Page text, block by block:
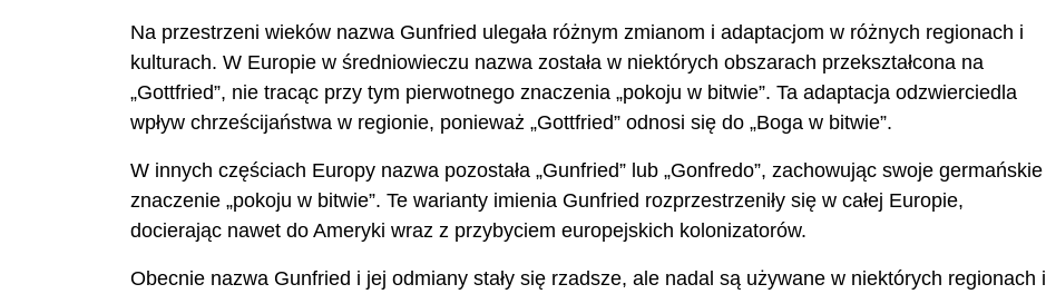
Na przestrzeni wieków nazwa Gunfried ulegała różnym zmianom i adaptacjom w różnych regionach i
kulturach. W Europie w średniowieczu nazwa została w niektórych obszarach przekształcona na
„Gottfried”, nie tracąc przy tym pierwotnego znaczenia „pokoju w bitwie”. Ta adaptacja odzwierciedla
wpływ chrześcijaństwa w regionie, ponieważ „Gottfried” odnosi się do „Boga w bitwie”.
W innych częściach Europy nazwa pozostała „Gunfried” lub „Gonfredo”, zachowując swoje germańskie
znaczenie „pokoju w bitwie”. Te warianty imienia Gunfried rozprzestrzeniły się w całej Europie,
docierając nawet do Ameryki wraz z przybyciem europejskich kolonizatorów.
Obecnie nazwa Gunfried i jej odmiany stały się rzadsze, ale nadal są używane w niektórych regionach i